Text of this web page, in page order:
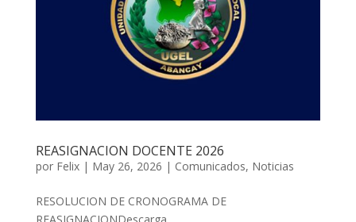
REASIGNACION DOCENTE 2026
por Felix| May 26, 2026 | Comunicados, Noticias
RESOLUCION DE CRONOGRAMA DE